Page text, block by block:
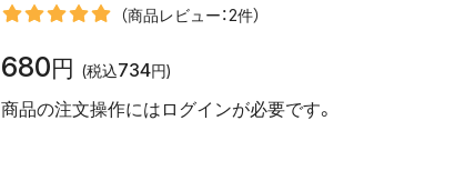
（商品レビュー：2件）
680円 (税込734円)
商品の注文操作にはログインが必要です。